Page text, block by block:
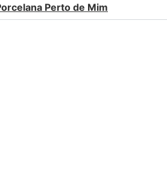
Perto de Mim